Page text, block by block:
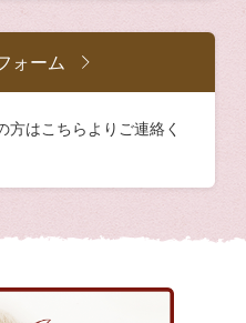
ォーム
はこちらよりご連絡く